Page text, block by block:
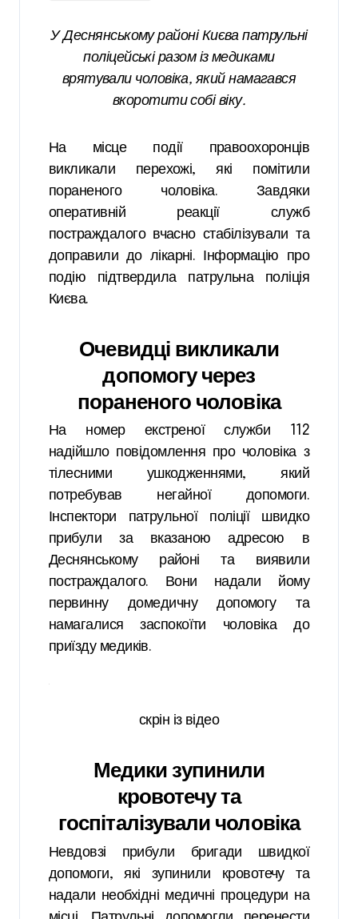
У Деснянському районі Києва патрульні
поліцейські разом із медиками
врятували чоловіка, який намагався
вкоротити собі віку.
На місце події правоохоронців
викликали перехожі, які помітили
пораненого чоловіка. Завдяки
оперативній реакції служб
постраждалого вчасно стабілізували та
доправили до лікарні. Інформацію про
подію підтвердила патрульна поліція
Києва.
Очевидці викликали
допомогу через
пораненого чоловіка
На номер екстреної служби 112
надійшло повідомлення про чоловіка з
тілесними ушкодженнями, який
потребував негайної допомоги.
Інспектори патрульної поліції швидко
прибули за вказаною адресою в
Деснянському районі та виявили
постраждалого. Вони надали йому
первинну домедичну допомогу та
намагалися заспокоїти чоловіка до
приїзду медиків.
скрін із відео
Медики зупинили
кровотечу та
госпіталізували чоловіка
Невдовзі прибули бригади швидкої
допомоги, які зупинили кровотечу та
надали необхідні медичні процедури на